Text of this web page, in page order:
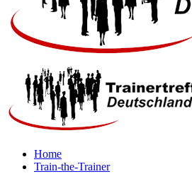
Home
Train-the-Trainer